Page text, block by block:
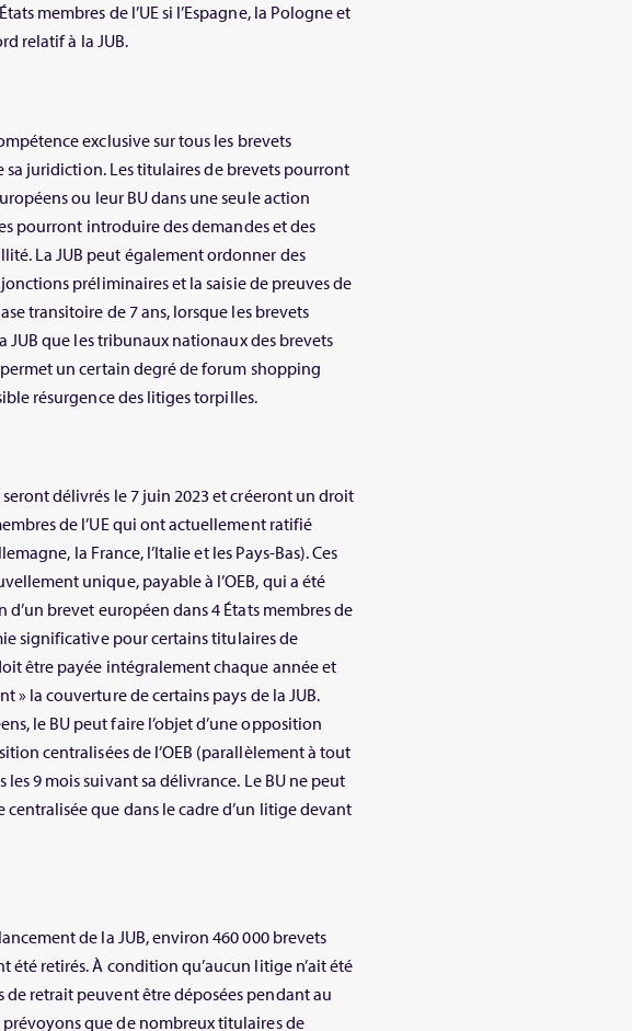
membres de l’UE si l’Espagne, la Pologne et
relatif à la JUB.
exclusive sur tous les brevets
sa juridiction. Les titulaires de brevets pourront
ou leur BU dans une seule action
pourront introduire des demandes et des
La JUB peut également ordonner des
préliminaires et la saisie de preuves de
transitoire de 7 ans, lorsque les brevets
JUB que les tribunaux nationaux des brevets
un certain degré de forum shopping
résurgence des litiges torpilles.
délivrés le 7 juin 2023 et créeront un droit
de l’UE qui ont actuellement ratifié
la France, l’Italie et les Pays-Bas). Ces
unique, payable à l’OEB, qui a été
brevet européen dans 4 États membres de
significative pour certains titulaires de
être payée intégralement chaque année et
» la couverture de certains pays de la JUB.
le BU peut faire l’objet d’une opposition
centralisées de l’OEB (parallèlement à tout
9 mois suivant sa délivrance. Le BU ne peut
que dans le cadre d’un litige devant
de la JUB, environ 460 000 brevets
été retirés. À condition qu’aucun litige n’ait été
de retrait peuvent être déposées pendant au
que de nombreux titulaires de